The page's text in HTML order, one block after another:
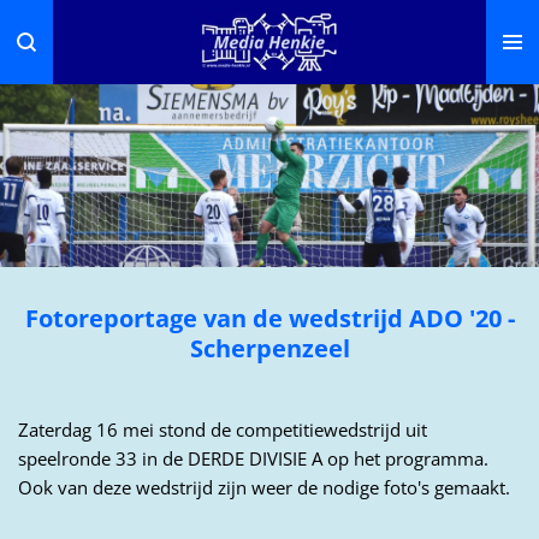
direct
naar
de
hoofdinhoud
Fotoreportage van de wedstrijd ADO '20 -
Scherpenzeel
Zaterdag 16 mei stond de competitiewedstrijd uit
speelronde 33 in de DERDE DIVISIE A op het programma.
Ook van deze wedstrijd zijn weer de nodige foto's gemaakt.